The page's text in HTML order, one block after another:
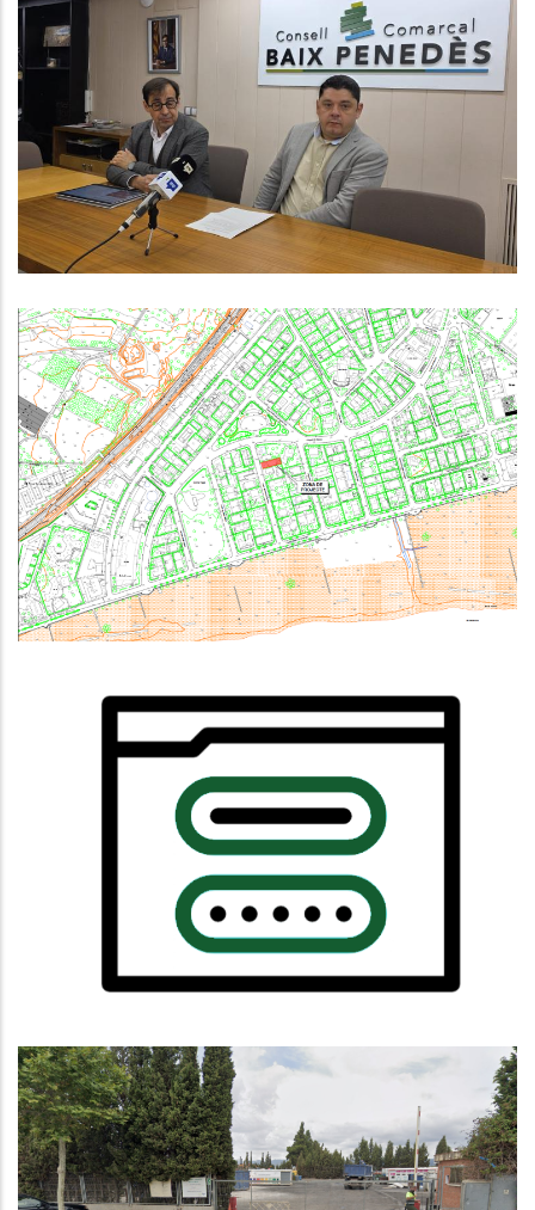
El CCBP Inicia La Diagnosi
Econòmica Per Tenir Un Nou Pla
Estratègic De Desenvolupament I
Ocupació Comarcal 2026-2030
Ocupació P. econòmica
Contractació Pública: PROJECTE
CONSTRUCTIU PER A LA
RENOVACIÓ DE L’EBAR GOYA DE
COMA-RUGA (EL VENDRELL)
Medi,P. econòmica
Notícia De Prova
COMUNICAT DE REOBERTURA
DEIXALLERIA DE BELLVEI EL